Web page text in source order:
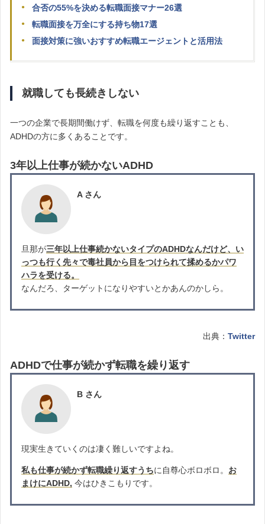
合否の55%を決める転職面接マナー26選
転職面接を万全にする持ち物17選
面接対策に強いおすすめ転職エージェントと活用法
就職しても長続きしない
一つの企業で長期間働けず、転職を何度も繰り返すことも、
ADHDの方に多くあることです。
3年以上仕事が続かないADHD
A さん
旦那が三年以上仕事続かないタイプのADHDなんだけど、い
っつも行く先々で毒社員から目をつけられて揉めるかパワ
ハラを受ける。
なんだろ、ターゲットになりやすいとかあんのかしら。
出典： Twitter
ADHDで仕事が続かず転職を繰り返す
B さん
現実生きていくのは凄く難しいですよね。
私も仕事が続かず転職繰り返すうちに自尊心ボロボロ。 お
まけにADHD, 今はひきこもりです。